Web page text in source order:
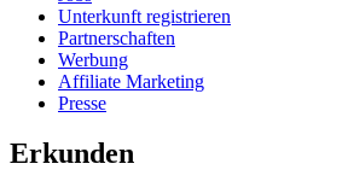
Unterkunft registrieren
Partnerschaften
Werbung
Affiliate Marketing
Presse
Erkunden